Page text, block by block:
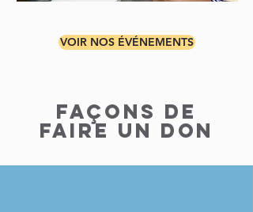
VOIR NOS ÉVÉNEMENTS
FAÇONS DE
FAIRE UN DON